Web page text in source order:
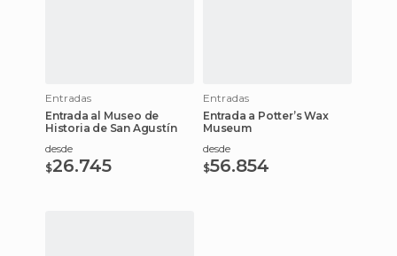
Entradas
Entrada al Museo de
Historia de San Agustín
desde
$26.745
Entradas
Entrada a Potter’s Wax
Museum
desde
$56.854